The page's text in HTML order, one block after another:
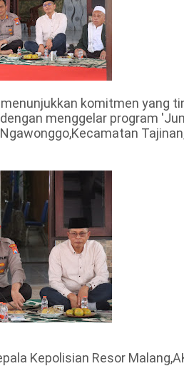
komitmen yang
menggelar program
Kepolisian Resor